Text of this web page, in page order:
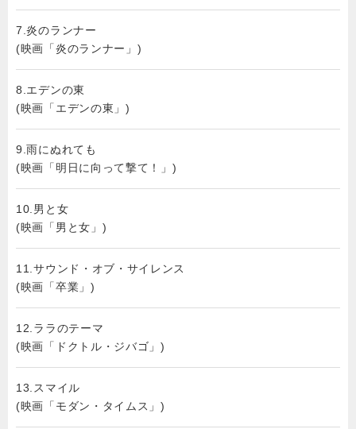
7.炎のランナー
(映画「炎のランナー」)
8.エデンの東
(映画「エデンの東」)
9.雨にぬれても
(映画「明日に向って撃て！」)
10.男と女
(映画「男と女」)
11.サウンド・オブ・サイレンス
(映画「卒業」)
12.ララのテーマ
(映画「ドクトル・ジバゴ」)
13.スマイル
(映画「モダン・タイムス」)